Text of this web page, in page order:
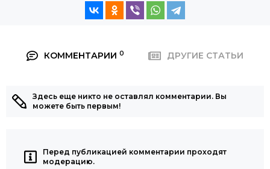
КОММЕНТАРИИ 0 ДРУГИЕ СТАТЬИ
Здесь еще никто не оставлял комментарии. Вы
можете быть первым!
Перед публикацией комментарии проходят
модерацию.